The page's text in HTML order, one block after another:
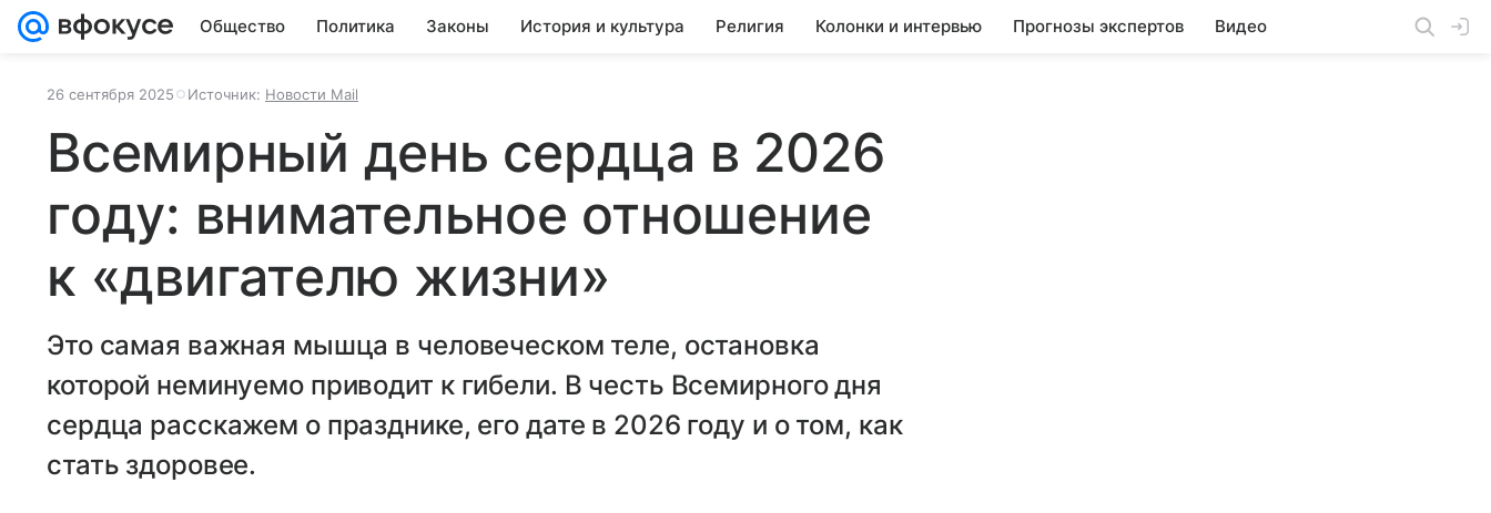
Общество Политика Законы История и культура Религия Колонки и интервью Прогнозы экспертов Видео
26 сентября 2025 Источник: Новости Mail
Всемирный день сердца в 2026
году: внимательное отношение
к «‎‎двигателю жизни»
Это самая важная мышца в человеческом теле, остановка
которой неминуемо приводит к гибели. В честь Всемирного дня
сердца расскажем о празднике, его дате в 2026 году и о том, как
стать здоровее.